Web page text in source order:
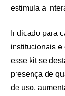
estimula a
Indicado para
institucionais e
esse kit se
presença de
de uso,